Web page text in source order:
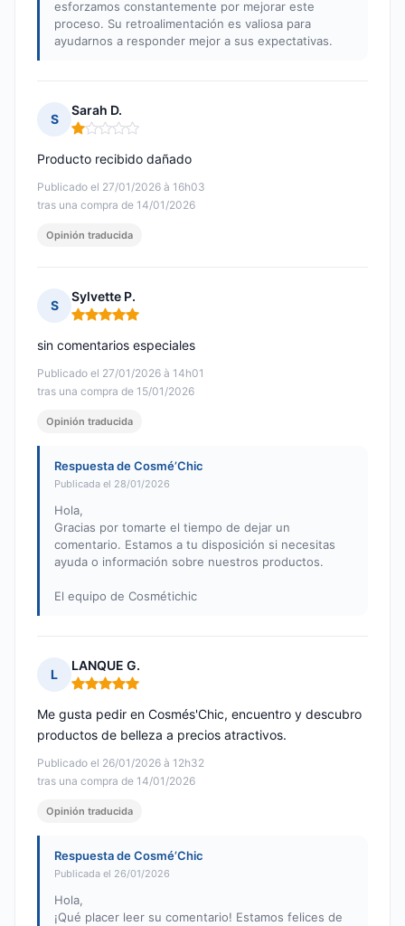
esforzamos constantemente por mejorar este
proceso. Su retroalimentación es valiosa para
ayudarnos a responder mejor a sus expectativas.
S
Sarah D.
Nota: 1 de 5
Publicado el 27/01/2026 à 16h03
tras una compra de 14/01/2026
Producto recibido dañado
Opinión traducida
S
Sylvette P.
Nota: 5 de 5
Publicado el 27/01/2026 à 14h01
tras una compra de 15/01/2026
sin comentarios especiales
Opinión traducida
Respuesta de Cosmé’Chic
Publicada el 28/01/2026
Hola,
Gracias por tomarte el tiempo de dejar un
comentario. Estamos a tu disposición si necesitas
ayuda o información sobre nuestros productos.
El equipo de Cosmétichic
L
LANQUE G.
Nota: 5 de 5
Publicado el 26/01/2026 à 12h32
tras una compra de 14/01/2026
Me gusta pedir en Cosmés'Chic, encuentro y descubro
productos de belleza a precios atractivos.
Opinión traducida
Respuesta de Cosmé’Chic
Publicada el 26/01/2026
Hola,
¡Qué placer leer su comentario! Estamos felices de